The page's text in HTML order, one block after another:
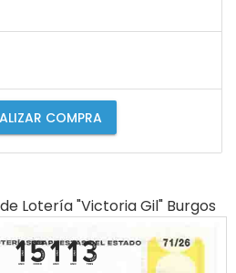
COMPRA
Lotería "victoria Gil" Burgos
15113